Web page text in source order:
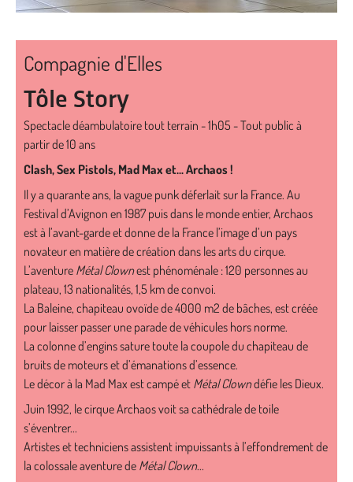
Compagnie d'Elles
Tôle Story
Spectacle déambulatoire tout terrain - 1h05 - Tout public à
partir de 10 ans
Clash, Sex Pistols, Mad Max et... Archaos !
Il y a quarante ans, la vague punk déferlait sur la France. Au
Festival d’Avignon en 1987 puis dans le monde entier, Archaos
est à l’avant-garde et donne de la France l’image d’un pays
novateur en matière de création dans les arts du cirque.
L’aventure Métal Clownest phénoménale : 120 personnes au
plateau, 13 nationalités, 1,5 km de convoi.
La Baleine, chapiteau ovoïde de 4000 m2 de bâches, est créée
pour laisser passer une parade de véhicules hors norme.
La colonne d’engins sature toute la coupole du chapiteau de
bruits de moteurs et d’émanations d’essence.
Le décor à la Mad Max est campé et Métal Clowndéfie les Dieux.
Juin 1992, le cirque Archaos voit sa cathédrale de toile
s’éventrer...
Artistes et techniciens assistent impuissants à l’effondrement de
la colossale aventure de Métal Clown...